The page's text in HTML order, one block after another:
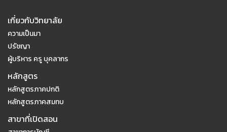
เกี่ยวกับวิทยาลัย
ความเป็นมา
ปรัชญา
ผู้บริหาร ครู บุคลากร
หลักสูตร
หลักสูตรภาคปกติ
หลักสูตรภาคสมทบ
สาขาที่เปิดสอน